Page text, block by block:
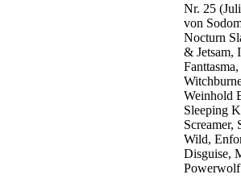
Nr. 25
von
Nocturn
& Jetsam,
Weinhold
Sleeping
Screamer,
Wild,
Disguise,